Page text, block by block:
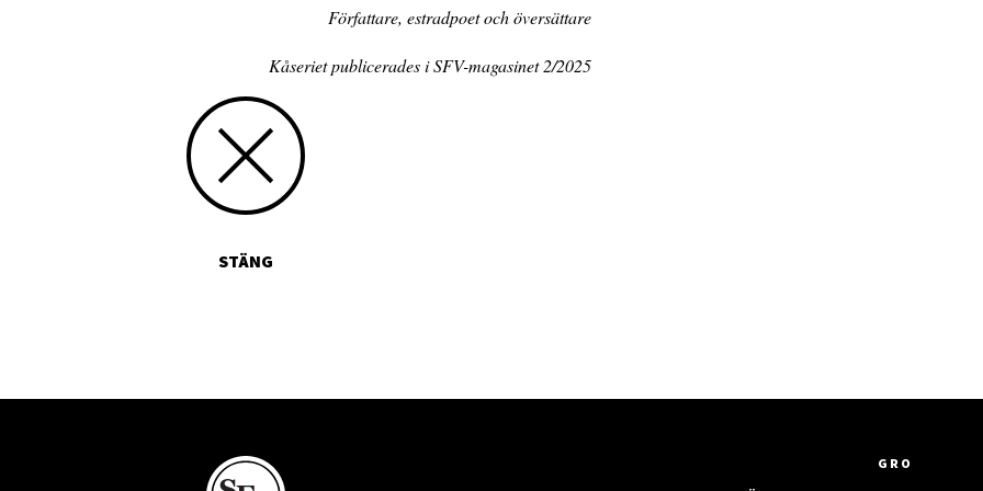
Författare, estradpoet och översättare
Kåseriet publicerades i SFV-magasinet 2/2025
STÄNG
GRO